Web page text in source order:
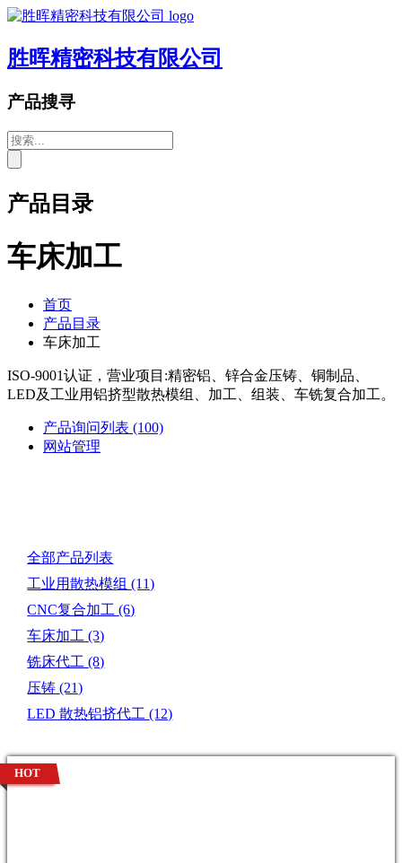
胜晖精密科技有限公司
产品搜寻
产品目录
车床加工
首页
产品目录
车床加工
ISO-9001认证，营业项目:精密铝、锌合金压铸、铜制品、
LED及工业用铝挤型散热模组、加工、组装、车铣复合加工。
产品询问列表 (100)
网站管理
全部产品列表
工业用散热模组(11)
CNC复合加工(6)
车床加工(3)
铣床代工(8)
压铸(21)
LED 散热铝挤代工(12)
HOT